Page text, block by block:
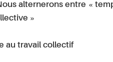
alternerons entre «
»
au travail collectif